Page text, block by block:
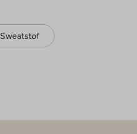
Sweatstof